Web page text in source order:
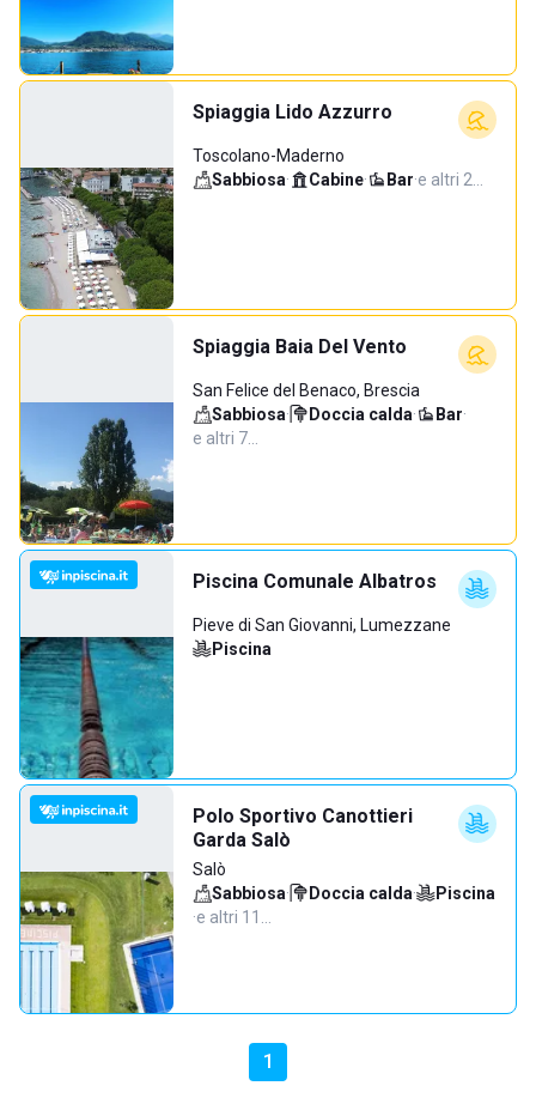
Spiaggia Lido Azzurro
Toscolano-Maderno
Sabbiosa· Cabine· Bar·e altri 2…
Spiaggia Baia Del Vento
San Felice del Benaco, Brescia
Sabbiosa· Doccia calda· Bar·
e altri 7…
Piscina Comunale Albatros
Pieve di San Giovanni, Lumezzane
Piscina
Polo Sportivo Canottieri
Garda Salò
Salò
Sabbiosa· Doccia calda·
Piscina
·e altri 11…
1